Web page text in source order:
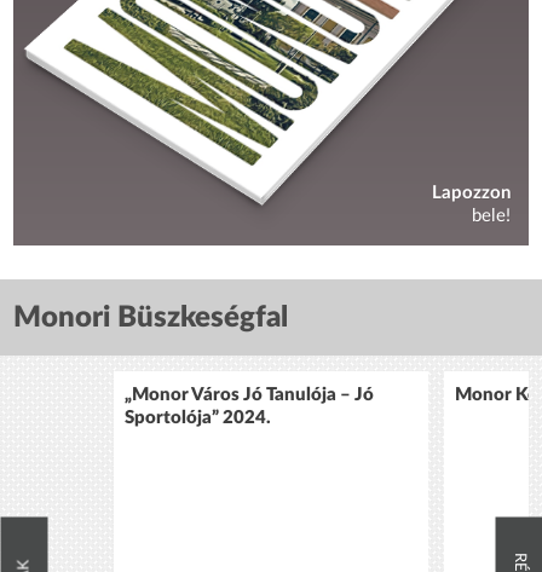
Lapozzon
bele!
Monori Büszkeségfal
„Monor Város Jó Tanulója – Jó
Sportolója” 2024.
Monor